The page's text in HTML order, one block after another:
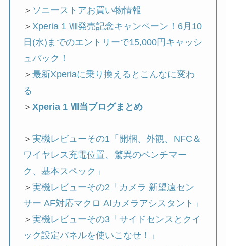
＞ ソニーストアお買い物情報
＞ Xperia 1 Ⅷ発売記念キャンペーン！6月10
日(水)までのエントリーで15,000円キャッシ
ュバック！
＞ 最新Xperiaに乗り換えるとこんなに変わ
る
＞ Xperia 1 Ⅷ当ブログまとめ
＞ 実機レビューその1「開梱、外観、NFC＆
ワイヤレス充電位置、驚異のベンチマー
ク、基本スペック」
＞ 実機レビューその2「カメラ 新望遠セン
サー AF対応マクロ AIカメラアシスタント」
＞ 実機レビューその3「サイドセンスとクイ
ック設定パネルを使いこなせ！」